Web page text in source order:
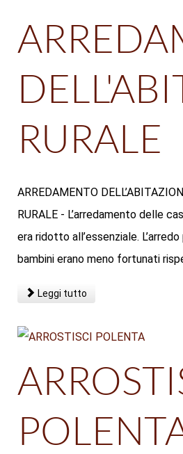
RURALE
ARREDAMENTO
RURALE - L’arredamento delle
era ridotto all’essenziale.
bambini erano meno fortunati
Leggi tutto